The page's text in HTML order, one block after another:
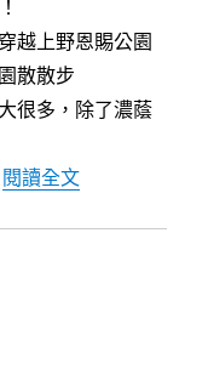
越上野恩賜公園
散散步
很多，除了濃蔭
閱讀全文〈[東京]上野